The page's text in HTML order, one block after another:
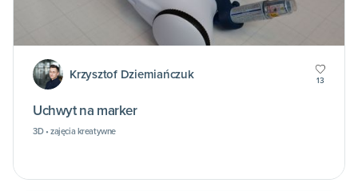
Krzysztof Dziemiańczuk 13
Uchwyt na marker
3D • zajęcia kreatywne